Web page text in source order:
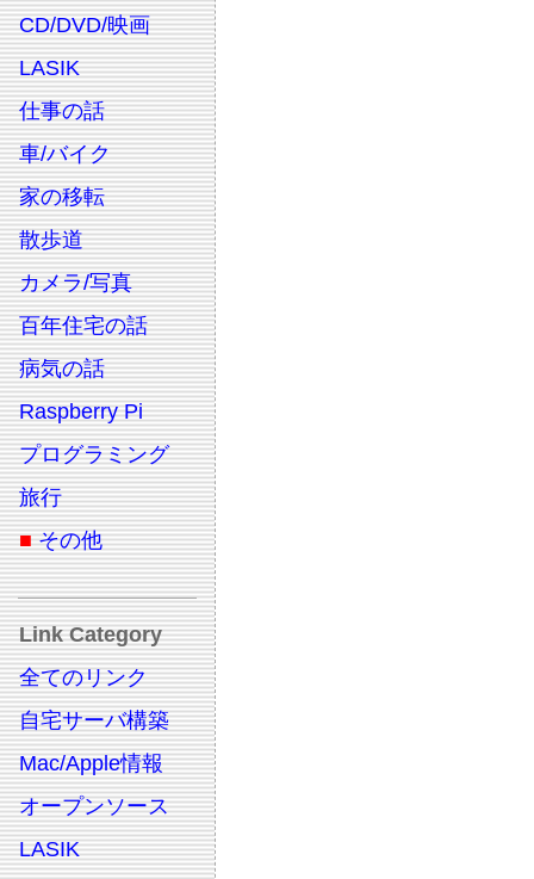
CD/DVD/映画
LASIK
仕事の話
車/バイク
家の移転
散歩道
カメラ/写真
百年住宅の話
病気の話
Raspberry Pi
プログラミング
旅行
■ その他
Link Category
全てのリンク
自宅サーバ構築
Mac/Apple情報
オープンソース
LASIK